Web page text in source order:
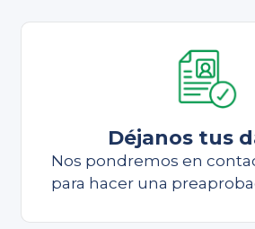
Déjanos tus
Nos pondremos en
para hacer una